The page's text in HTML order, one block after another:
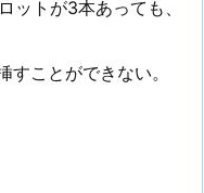
ットが3本あっても、
ことができない。